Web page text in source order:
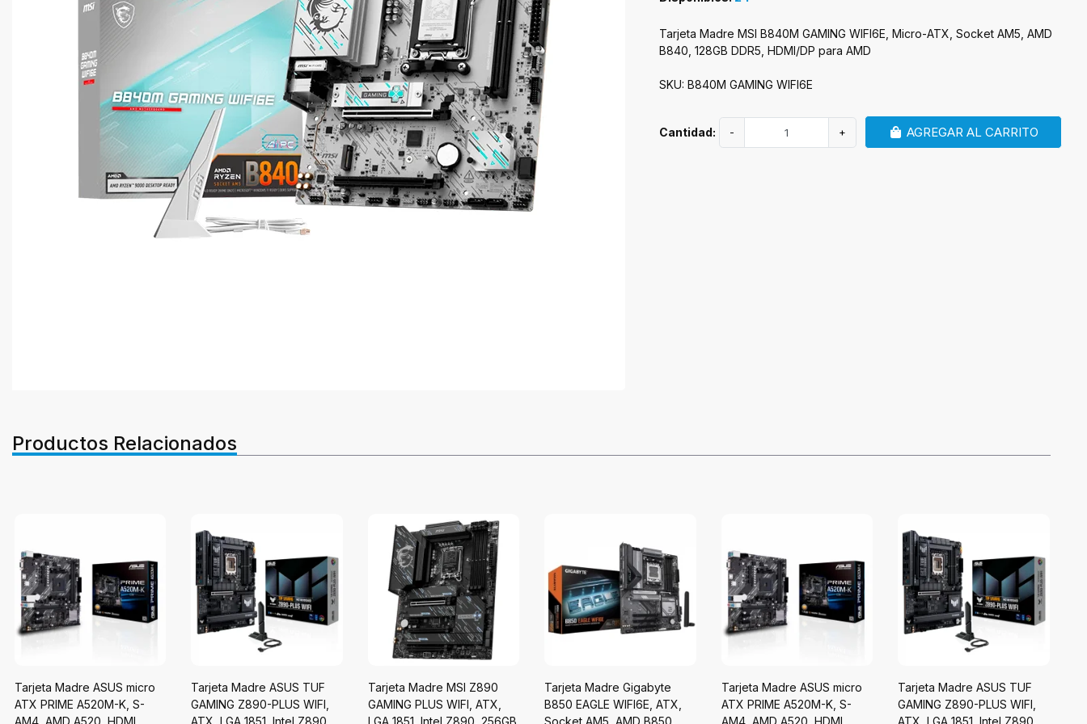
Tarjeta Madre MSI B840M GAMING WIFI6E, Micro-ATX, Socket AM5, AMD
B840, 128GB DDR5, HDMI/DP para AMD
SKU: B840M GAMING WIFI6E
Cantidad: - + AGREGAR AL CARRITO
Productos Relacionados
Tarjeta Madre ASUS micro
ATX PRIME A520M-K, S-
AM4, AMD A520, HDMI,
Tarjeta Madre ASUS TUF
GAMING Z890-PLUS WIFI,
ATX, LGA 1851, Intel Z890,
Tarjeta Madre MSI Z890
GAMING PLUS WIFI, ATX,
LGA 1851, Intel Z890, 256GB
Tarjeta Madre Gigabyte
B850 EAGLE WIFI6E, ATX,
Socket AM5, AMD B850,
Tarjeta Madre ASUS micro
ATX PRIME A520M-K, S-
AM4, AMD A520, HDMI,
Tarjeta Madre ASUS TUF
GAMING Z890-PLUS WIFI,
ATX, LGA 1851, Intel Z890,